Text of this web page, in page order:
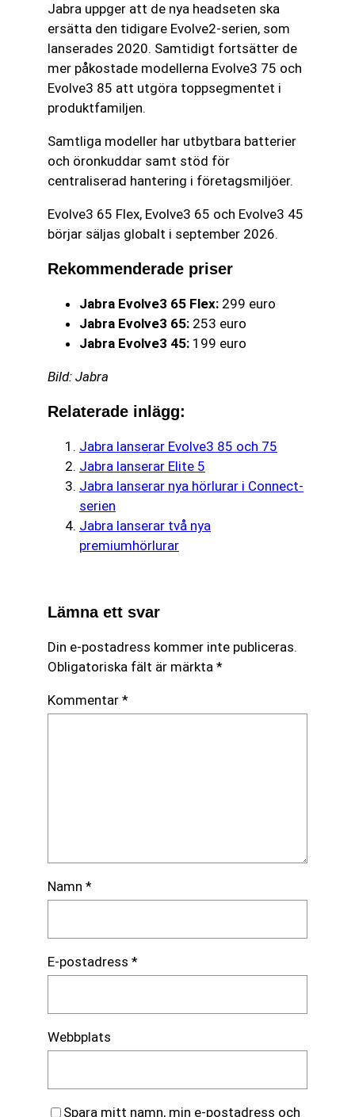
Jabra uppger att de nya headseten ska
ersätta den tidigare Evolve2-serien, som
lanserades 2020. Samtidigt fortsätter de
mer påkostade modellerna Evolve3 75 och
Evolve3 85 att utgöra toppsegmentet i
produktfamiljen.
Samtliga modeller har utbytbara batterier
och öronkuddar samt stöd för
centraliserad hantering i företagsmiljöer.
Evolve3 65 Flex, Evolve3 65 och Evolve3 45
börjar säljas globalt i september 2026.
Rekommenderade priser
Jabra Evolve3 65 Flex: 299 euro
Jabra Evolve3 65: 253 euro
Jabra Evolve3 45: 199 euro
Bild: Jabra
Relaterade inlägg:
Jabra lanserar Evolve3 85 och 75
Jabra lanserar Elite 5
Jabra lanserar nya hörlurar i Connect-
serien
Jabra lanserar två nya
premiumhörlurar
Lämna ett svar
Din e-postadress kommer inte publiceras.
Obligatoriska fält är märkta *
Kommentar *
Namn *
E-postadress *
Webbplats
Spara mitt namn, min e-postadress och